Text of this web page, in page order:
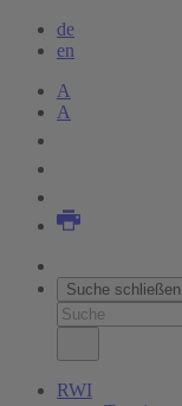
de
en
A
A
Suche schließen
RWI